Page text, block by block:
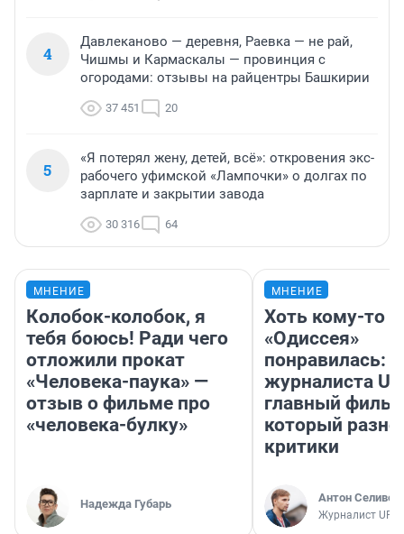
4
Давлеканово — деревня, Раевка — не рай,
Чишмы и Кармаскалы — провинция с
огородами: отзывы на райцентры Башкирии
37 451 20
5
«Я потерял жену, детей, всё»: откровения экс-
рабочего уфимской «Лампочки» о долгах по
зарплате и закрытии завода
30 316 64
МНЕНИЕ
Колобок-колобок, я
тебя боюсь! Ради чего
отложили прокат
«Человека-паука» —
отзыв о фильме про
«человека-булку»
Надежда Губарь
МНЕНИЕ
Хоть кому-то
«Одиссея»
понравилась:
журналиста
главный
который
критики
Антон
Журналист